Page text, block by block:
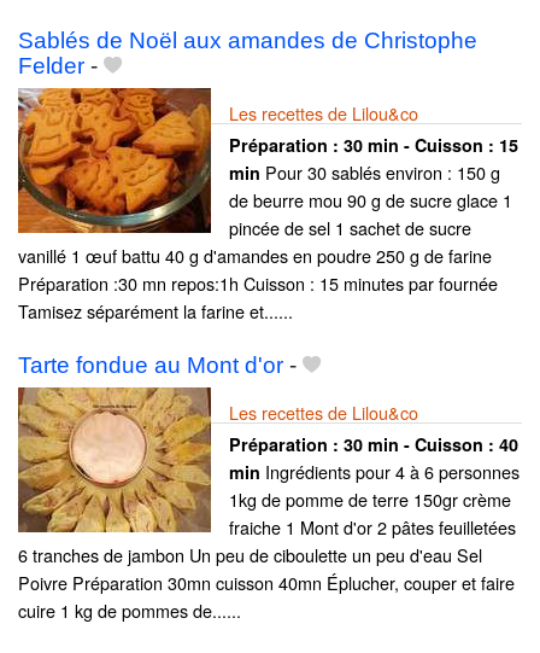
Sablés de Noël aux amandes de Christophe
Felder -
Les recettes de Lilou&co
Préparation : 30 min - Cuisson : 15
min Pour 30 sablés environ : 150 g
de beurre mou 90 g de sucre glace 1
pincée de sel 1 sachet de sucre
vanillé 1 œuf battu 40 g d'amandes en poudre 250 g de farine
Préparation :30 mn repos:1h Cuisson : 15 minutes par fournée
Tamisez séparément la farine et......
Tarte fondue au Mont d'or -
Les recettes de Lilou&co
Préparation : 30 min - Cuisson : 40
min Ingrédients pour 4 à 6 personnes
1kg de pomme de terre 150gr crème
fraiche 1 Mont d'or 2 pâtes feuilletées
6 tranches de jambon Un peu de ciboulette un peu d'eau Sel
Poivre Préparation 30mn cuisson 40mn Éplucher, couper et faire
cuire 1 kg de pommes de......